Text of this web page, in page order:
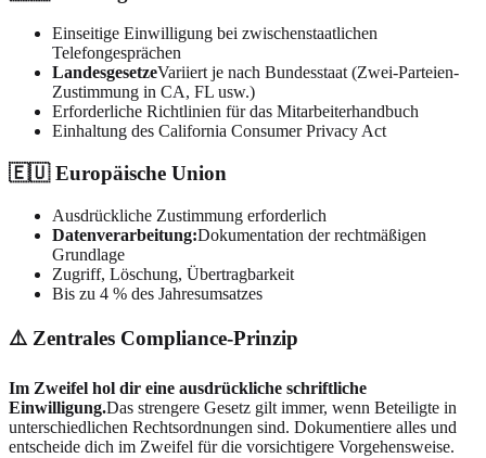
Einseitige Einwilligung bei zwischenstaatlichen
Telefongesprächen
LandesgesetzeVariiert je nach Bundesstaat (Zwei-Parteien-
Zustimmung in CA, FL usw.)
Erforderliche Richtlinien für das Mitarbeiterhandbuch
Einhaltung des California Consumer Privacy Act
🇪🇺 Europäische Union
Ausdrückliche Zustimmung erforderlich
Datenverarbeitung:Dokumentation der rechtmäßigen
Grundlage
Zugriff, Löschung, Übertragbarkeit
Bis zu 4 % des Jahresumsatzes
⚠️ Zentrales Compliance-Prinzip
Im Zweifel hol dir eine ausdrückliche schriftliche
Einwilligung.Das strengere Gesetz gilt immer, wenn Beteiligte in
unterschiedlichen Rechtsordnungen sind. Dokumentiere alles und
entscheide dich im Zweifel für die vorsichtigere Vorgehensweise.